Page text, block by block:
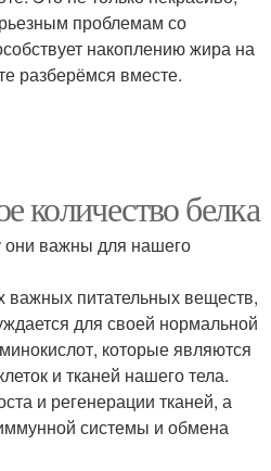
проблемам со
накоплению жира на
разберёмся вместе.
количество белка
они важны для нашего
важных питательных веществ,
для своей нормальной
которые являются
и тканей нашего тела.
и регенерации тканей, а
системы и обмена